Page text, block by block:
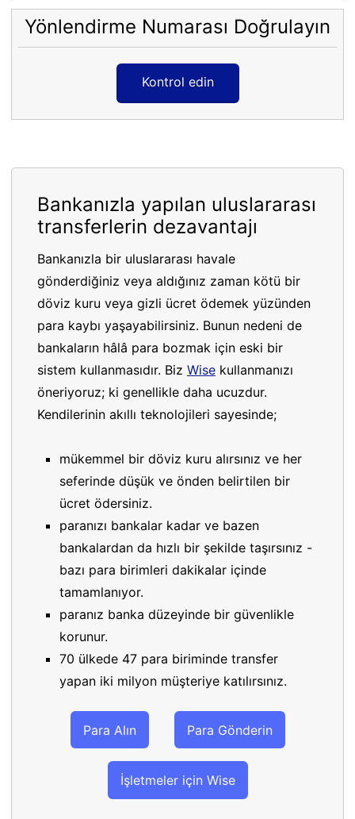
Yönlendirme Numarası Doğrulayın
Kontrol edin
Bankanızla yapılan uluslararası
transferlerin dezavantajı
Bankanızla bir uluslararası havale
gönderdiğiniz veya aldığınız zaman kötü bir
döviz kuru veya gizli ücret ödemek yüzünden
para kaybı yaşayabilirsiniz. Bunun nedeni de
bankaların hâlâ para bozmak için eski bir
sistem kullanmasıdır. Biz Wise kullanmanızı
öneriyoruz; ki genellikle daha ucuzdur.
Kendilerinin akıllı teknolojileri sayesinde;
mükemmel bir döviz kuru alırsınız ve her
seferinde düşük ve önden belirtilen bir
ücret ödersiniz.
paranızı bankalar kadar ve bazen
bankalardan da hızlı bir şekilde taşırsınız -
bazı para birimleri dakikalar içinde
tamamlanıyor.
paranız banka düzeyinde bir güvenlikle
korunur.
70 ülkede 47 para biriminde transfer
yapan iki milyon müşteriye katılırsınız.
Para Alın Para Gönderin
İşletmeler için Wise